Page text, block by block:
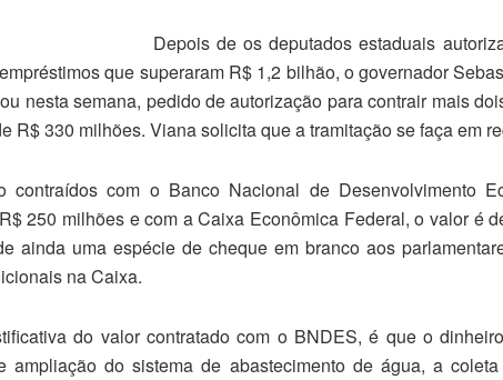
Depois de os deputados estaduais
que superaram R$ 1,2 bilhão, o governador
nesta semana, pedido de autorização para contrair mais
R$ 330 milhões. Viana solicita que a tramitação se faça em
contraídos com o Banco Nacional de Desenvolvimento
250 milhões e com a Caixa Econômica Federal, o valor é
ainda uma espécie de cheque em branco aos
na Caixa.
do valor contratado com o BNDES, é que o
ampliação do sistema de abastecimento de água, a